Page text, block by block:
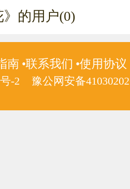
的用户(0)
南 联系我们 使用协议
-2
豫公网安备